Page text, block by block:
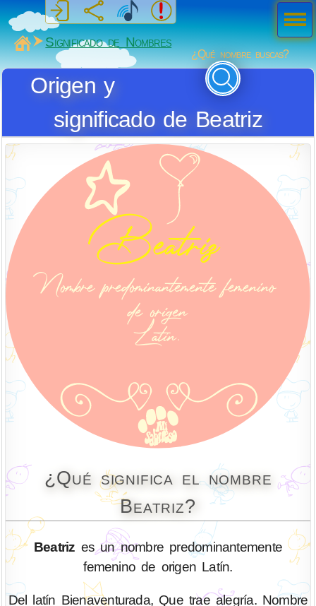
MiSabueso
Significado de Nombres
¿Qué nombre buscas?
Origen y
significado de Beatriz
¿Qué significa el nombre
Beatriz?
Beatriz es un nombre predominantemente
femenino de origen Latín.
Del latín Bienaventurada, Que trae alegría. Nombre
Men
ú